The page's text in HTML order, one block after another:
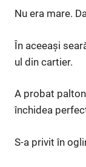
Nu era mare.
În aceeași
ul din cartier.
A probat
închidea
S-a privit în